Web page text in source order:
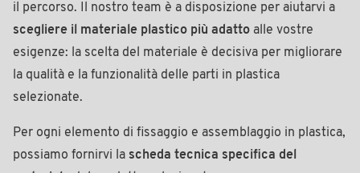
il percorso. Il nostro team è a disposizione per aiutarvi a
scegliere il materiale plastico più adatto alle vostre
esigenze: la scelta del materiale è decisiva per migliorare
la qualità e la funzionalità delle parti in plastica
selezionate.
Per ogni elemento di fissaggio e assemblaggio in plastica,
possiamo fornirvi la scheda tecnica specifica del